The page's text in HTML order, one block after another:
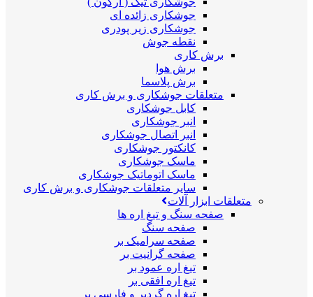
جوشکاری زائده ای
جوشکاری زیر پودری
نقطه جوش
برش کاری
برش هوا
برش پلاسما
متعلقات جوشکاری و برش کاری
کابل جوشکاری
انبر جوشکاری
انبر اتصال جوشکاری
کانکتور جوشکاری
ماسک جوشکاری
ماسک اتوماتیک جوشکاری
سایر متعلقات جوشکاری و برش کاری
متعلقات ابزار آلات
صفحه سنگ و تیغ اره ها
صفحه سنگ
صفحه سرامیک بر
صفحه گرانیت بر
تیغ اره عمود بر
تیغ اره افقی بر
تیغ اره گردبر و فارسی بر